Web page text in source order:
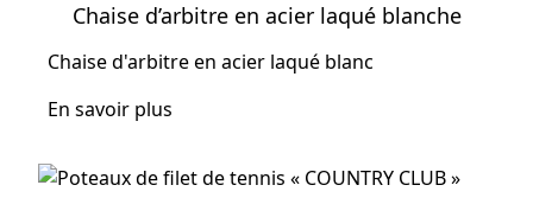
Chaise d’arbitre en acier laqué blanche
Chaise d'arbitre en acier laqué blanc
En savoir plus